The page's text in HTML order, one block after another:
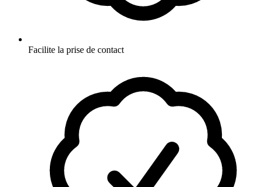
Facilite la prise de contact